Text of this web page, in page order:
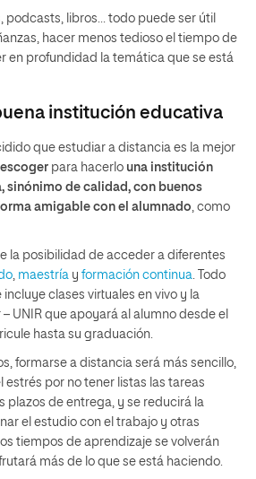
podcasts, libros… todo puede ser útil
hacer menos tedioso el tiempo de
en profundidad la temática que se está
institución educativa
que estudiar a distancia es la mejor
para hacerlo una institución
sinónimo de calidad, con buenos
amigable con el alumnado , como
la posibilidad de acceder a diferentes
maestría y formación continua . Todo
clases virtuales en vivo y la
UNIR que apoyará al alumno desde el
hasta su graduación.
formarse a distancia será más sencillo,
estrés por no tener listas las tareas
plazos de entrega, y se reducirá la
el estudio con el trabajo y otras
tiempos de aprendizaje se volverán
más de lo que se está haciendo.